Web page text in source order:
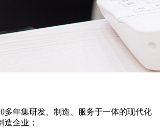
多年集研发、制造、服务于一体的现代化
造企业；